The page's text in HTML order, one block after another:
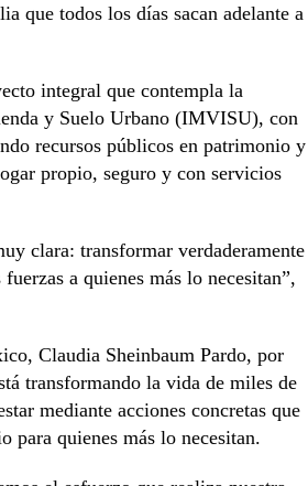
que todos los días sacan adelante a
integral que contempla la
y Suelo Urbano (IMVISU), con
recursos públicos en patrimonio y
propio, seguro y con servicios
clara: transformar verdaderamente
a quienes más lo necesitan”,
Claudia Sheinbaum Pardo, por
transformando la vida de miles de
mediante acciones concretas que
para quienes más lo necesitan.